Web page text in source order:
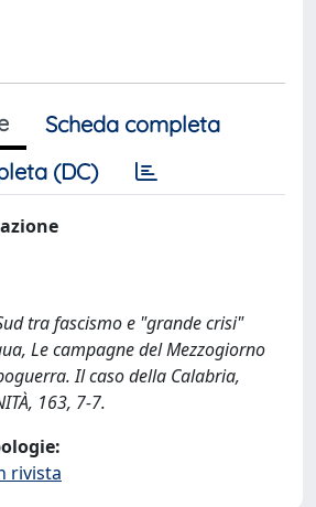
Scheda completa
(DC)
tra fascismo e "grande crisi"
Le campagne del Mezzogiorno
Il caso della Calabria,
163, 7-7.
rivista